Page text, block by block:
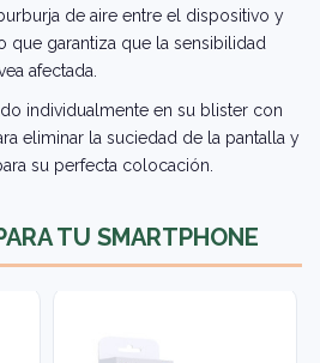
de aire entre el dispositivo y
que garantiza que la sensibilidad
afectada.
individualmente en su blister con
eliminar la suciedad de la pantalla y
su perfecta colocación.
TU SMARTPHONE